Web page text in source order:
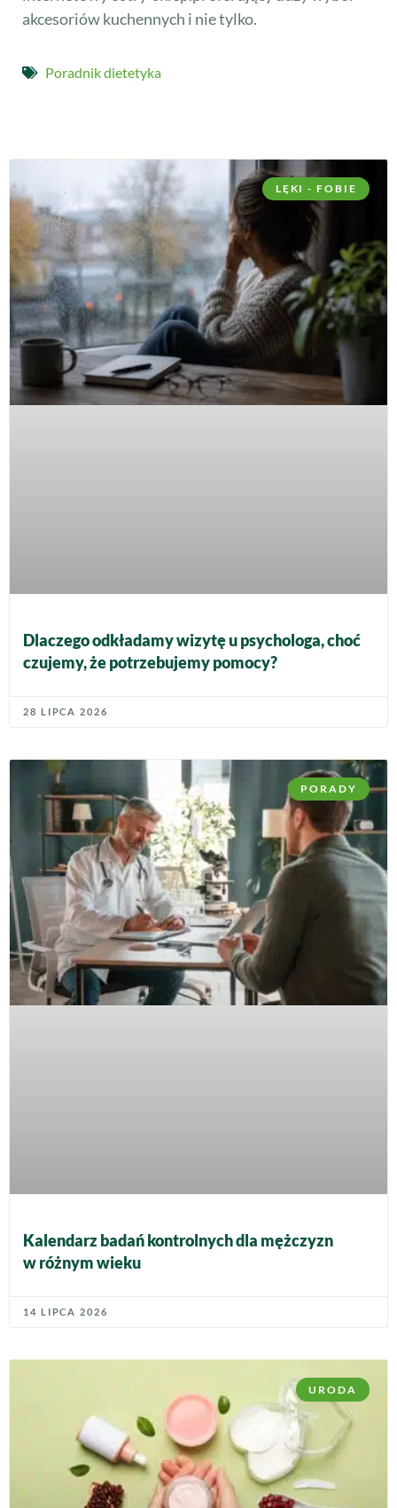
akcesoriów kuchennych i nie tylko.
Poradnik dietetyka
LĘKI - FOBIE
Dlaczego odkładamy wizytę u psychologa, choć
czujemy, że potrzebujemy pomocy?
28 LIPCA 2026
PORADY
Kalendarz badań kontrolnych dla mężczyzn
w różnym wieku
14 LIPCA 2026
URODA